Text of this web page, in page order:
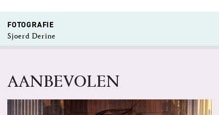
FOTOGRAFIE
Sjoerd Derine
AANBEVOLEN